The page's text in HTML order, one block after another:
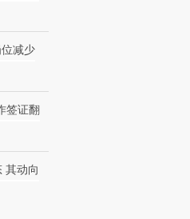
减少
签证翻
其动向